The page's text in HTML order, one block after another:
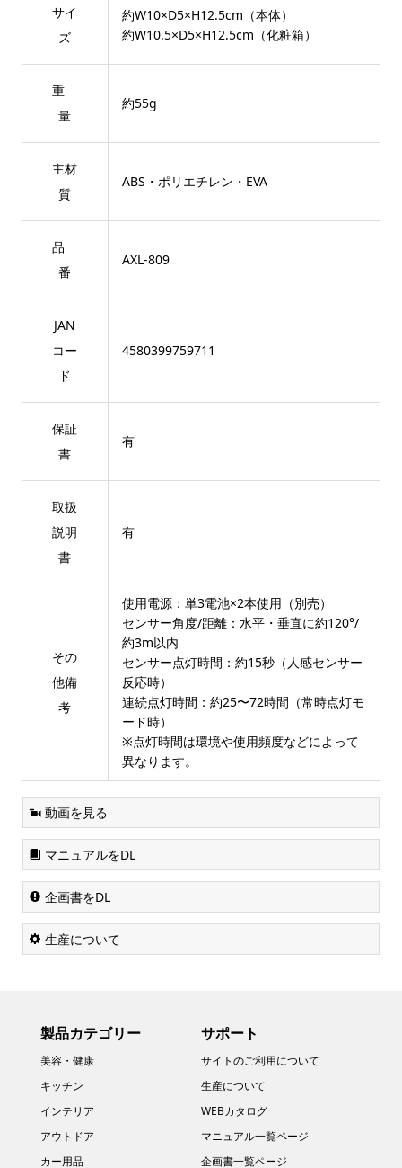
サイ
ズ
約W10×D5×H12.5cm（本体）
約W10.5×D5×H12.5cm（化粧箱）
重
量
約55g
主材
質
ABS・ポリエチレン・EVA
品
番
AXL-809
JAN
コー
ド
4580399759711
保証
書
有
取扱
説明
書
有
その
他備
考
使用電源：単3電池×2本使用（別売）
センサー角度/距離：水平・垂直に約120°/
約3m以内
センサー点灯時間：約15秒（人感センサー
反応時）
連続点灯時間：約25〜72時間（常時点灯モ
ード時）
※点灯時間は環境や使用頻度などによって
異なります。
動画を見る
マニュアルをDL
企画書をDL
生産について
製品カテゴリー
美容・健康
キッチン
インテリア
アウトドア
カー用品
サポート
サイトのご利用について
生産について
WEBカタログ
マニュアル一覧ページ
企画書一覧ページ